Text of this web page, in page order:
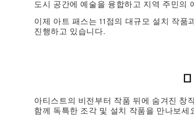
도시 공간에 예술을 융합하고 지역 주민의
이제 아트 패스는 11점의 대규모 설치 작
진행하고 있습니다.
아티스트의 비전부터 작품 뒤에 숨겨진 창
함께 독특한 조각 및 설치 작품을 만나보세